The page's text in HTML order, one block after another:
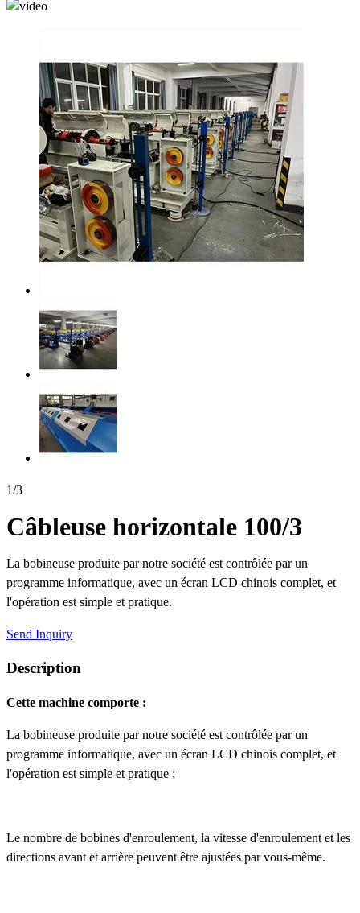
1/3
Câbleuse horizontale 100/3
La bobineuse produite par notre société est contrôlée par un
programme informatique, avec un écran LCD chinois complet, et
l'opération est simple et pratique.
Send Inquiry
Description
Cette machine comporte :
La bobineuse produite par notre société est contrôlée par un
programme informatique, avec un écran LCD chinois complet, et
l'opération est simple et pratique ;
Le nombre de bobines d'enroulement, la vitesse d'enroulement et les
directions avant et arrière peuvent être ajustées par vous-même.